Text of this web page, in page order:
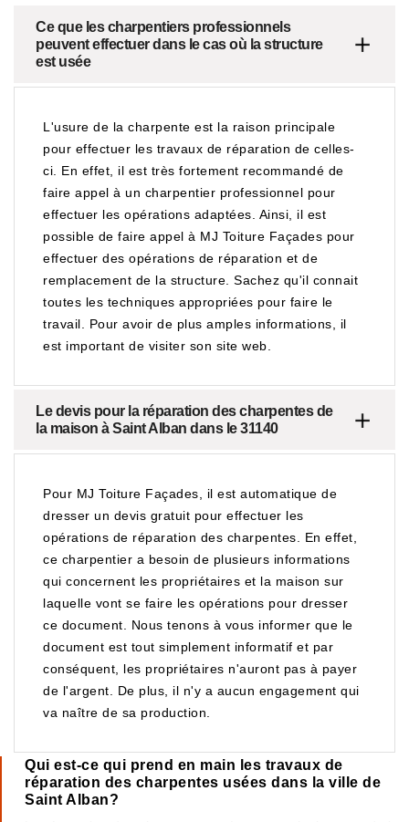
Ce que les charpentiers professionnels
peuvent effectuer dans le cas où la structure
est usée
L'usure de la charpente est la raison principale
pour effectuer les travaux de réparation de celles-
ci. En effet, il est très fortement recommandé de
faire appel à un charpentier professionnel pour
effectuer les opérations adaptées. Ainsi, il est
possible de faire appel à MJ Toiture Façades pour
effectuer des opérations de réparation et de
remplacement de la structure. Sachez qu'il connait
toutes les techniques appropriées pour faire le
travail. Pour avoir de plus amples informations, il
est important de visiter son site web.
Le devis pour la réparation des charpentes de
la maison à Saint Alban dans le 31140
Pour MJ Toiture Façades, il est automatique de
dresser un devis gratuit pour effectuer les
opérations de réparation des charpentes. En effet,
ce charpentier a besoin de plusieurs informations
qui concernent les propriétaires et la maison sur
laquelle vont se faire les opérations pour dresser
ce document. Nous tenons à vous informer que le
document est tout simplement informatif et par
conséquent, les propriétaires n'auront pas à payer
de l'argent. De plus, il n'y a aucun engagement qui
va naître de sa production.
Qui est-ce qui prend en main les travaux de
réparation des charpentes usées dans la ville de
Saint Alban?